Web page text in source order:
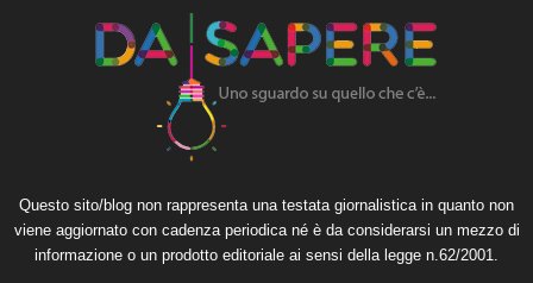
Questo sito/blog non rappresenta una testata giornalistica in quanto non
viene aggiornato con cadenza periodica né è da considerarsi un mezzo di
informazione o un prodotto editoriale ai sensi della legge n.62/2001.